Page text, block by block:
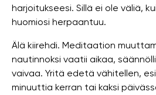
harjoitukseesi. Sillä ei ole väliä,
huomiosi herpaantuu.
Älä kiirehdi. Meditaation
nautinnoksi vaatii aikaa,
vaivaa. Yritä edetä vähitellen,
minuuttia kerran tai kaksi